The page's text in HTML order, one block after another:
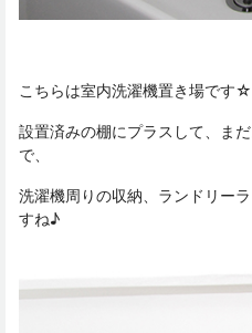
こちらは室内洗濯機置き場です☆
設置済みの棚にプラスして、ま
で、
洗濯機周りの収納、ランドリー
すね♪